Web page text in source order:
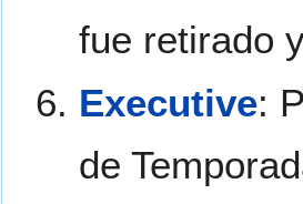
fue retirado
Executive:
de